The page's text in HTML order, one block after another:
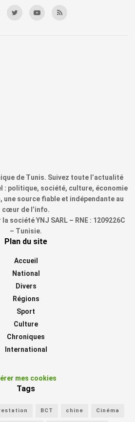
de Tunis. Suivez toute l’actualité
: politique, société, culture, économie
une source fiable et indépendante au
cœur de l’info.
société YNJ SARL – RNE : 1209226C
– Tunisie.
Plan du site
Accueil
National
Divers
Régions
Sport
Culture
Chroniques
International
mes cookies
Tags
BCT chine Cinéma